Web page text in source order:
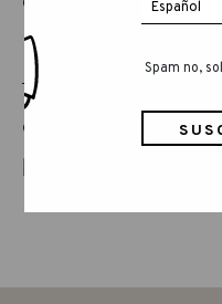
COMPARTE ESTE
Spam no,